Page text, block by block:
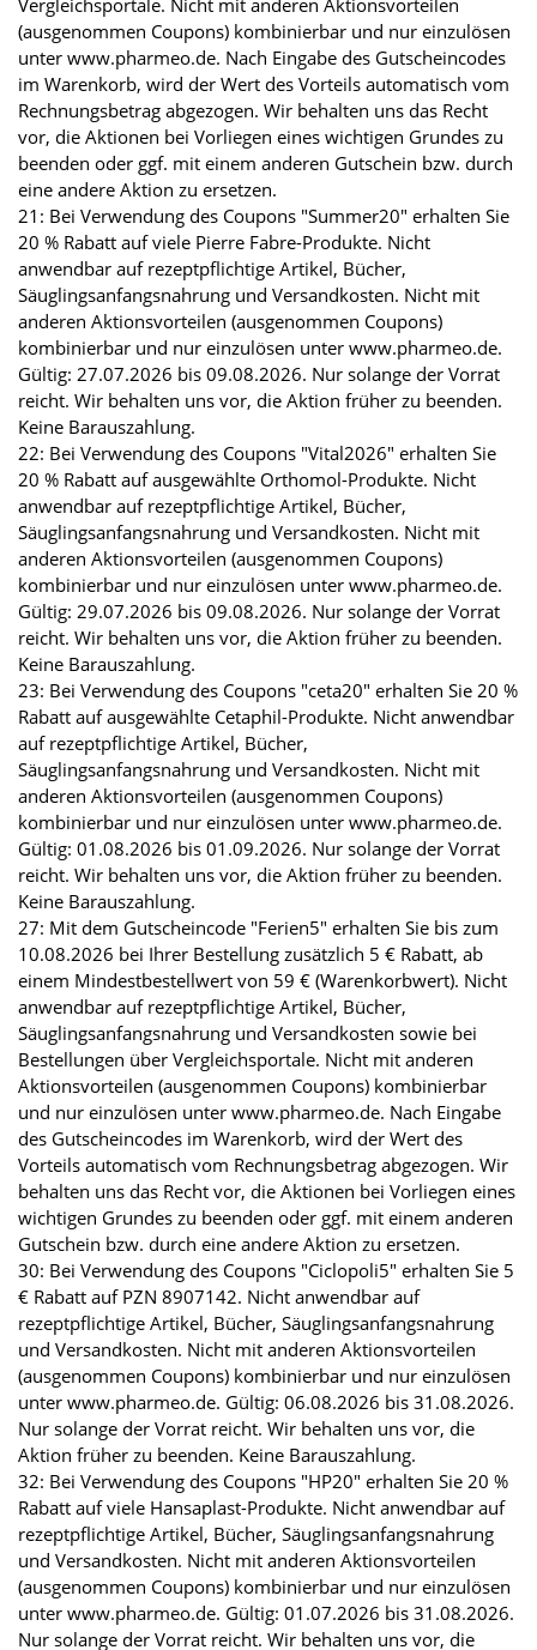
Vergleichsportale. Nicht mit anderen Aktionsvorteilen
(ausgenommen Coupons) kombinierbar und nur einzulösen
unter www.pharmeo.de. Nach Eingabe des Gutscheincodes
im Warenkorb, wird der Wert des Vorteils automatisch vom
Rechnungsbetrag abgezogen. Wir behalten uns das Recht
vor, die Aktionen bei Vorliegen eines wichtigen Grundes zu
beenden oder ggf. mit einem anderen Gutschein bzw. durch
eine andere Aktion zu ersetzen.
21: Bei Verwendung des Coupons "Summer20" erhalten Sie
20 % Rabatt auf viele Pierre Fabre-Produkte. Nicht
anwendbar auf rezeptpflichtige Artikel, Bücher,
Säuglingsanfangsnahrung und Versandkosten. Nicht mit
anderen Aktionsvorteilen (ausgenommen Coupons)
kombinierbar und nur einzulösen unter www.pharmeo.de.
Gültig: 27.07.2026 bis 09.08.2026. Nur solange der Vorrat
reicht. Wir behalten uns vor, die Aktion früher zu beenden.
Keine Barauszahlung.
22: Bei Verwendung des Coupons "Vital2026" erhalten Sie
20 % Rabatt auf ausgewählte Orthomol-Produkte. Nicht
anwendbar auf rezeptpflichtige Artikel, Bücher,
Säuglingsanfangsnahrung und Versandkosten. Nicht mit
anderen Aktionsvorteilen (ausgenommen Coupons)
kombinierbar und nur einzulösen unter www.pharmeo.de.
Gültig: 29.07.2026 bis 09.08.2026. Nur solange der Vorrat
reicht. Wir behalten uns vor, die Aktion früher zu beenden.
Keine Barauszahlung.
23: Bei Verwendung des Coupons "ceta20" erhalten Sie 20 %
Rabatt auf ausgewählte Cetaphil-Produkte. Nicht anwendbar
auf rezeptpflichtige Artikel, Bücher,
Säuglingsanfangsnahrung und Versandkosten. Nicht mit
anderen Aktionsvorteilen (ausgenommen Coupons)
kombinierbar und nur einzulösen unter www.pharmeo.de.
Gültig: 01.08.2026 bis 01.09.2026. Nur solange der Vorrat
reicht. Wir behalten uns vor, die Aktion früher zu beenden.
Keine Barauszahlung.
27: Mit dem Gutscheincode "Ferien5" erhalten Sie bis zum
10.08.2026 bei Ihrer Bestellung zusätzlich 5 € Rabatt, ab
einem Mindestbestellwert von 59 € (Warenkorbwert). Nicht
anwendbar auf rezeptpflichtige Artikel, Bücher,
Säuglingsanfangsnahrung und Versandkosten sowie bei
Bestellungen über Vergleichsportale. Nicht mit anderen
Aktionsvorteilen (ausgenommen Coupons) kombinierbar
und nur einzulösen unter www.pharmeo.de. Nach Eingabe
des Gutscheincodes im Warenkorb, wird der Wert des
Vorteils automatisch vom Rechnungsbetrag abgezogen. Wir
behalten uns das Recht vor, die Aktionen bei Vorliegen eines
wichtigen Grundes zu beenden oder ggf. mit einem anderen
Gutschein bzw. durch eine andere Aktion zu ersetzen.
30: Bei Verwendung des Coupons "Ciclopoli5" erhalten Sie 5
€ Rabatt auf PZN 8907142. Nicht anwendbar auf
rezeptpflichtige Artikel, Bücher, Säuglingsanfangsnahrung
und Versandkosten. Nicht mit anderen Aktionsvorteilen
(ausgenommen Coupons) kombinierbar und nur einzulösen
unter www.pharmeo.de. Gültig: 06.08.2026 bis 31.08.2026.
Nur solange der Vorrat reicht. Wir behalten uns vor, die
Aktion früher zu beenden. Keine Barauszahlung.
32: Bei Verwendung des Coupons "HP20" erhalten Sie 20 %
Rabatt auf viele Hansaplast-Produkte. Nicht anwendbar auf
rezeptpflichtige Artikel, Bücher, Säuglingsanfangsnahrung
und Versandkosten. Nicht mit anderen Aktionsvorteilen
(ausgenommen Coupons) kombinierbar und nur einzulösen
unter www.pharmeo.de. Gültig: 01.07.2026 bis 31.08.2026.
Nur solange der Vorrat reicht. Wir behalten uns vor, die